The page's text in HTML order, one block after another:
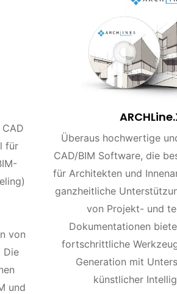
für
von
Die
und
Überaus hochwertige
CAD/BIM Software, die
für Architekten und
ganzheitliche
von Projekt- und
Dokumentationen
fortschrittliche
Generation mit
künstlicher